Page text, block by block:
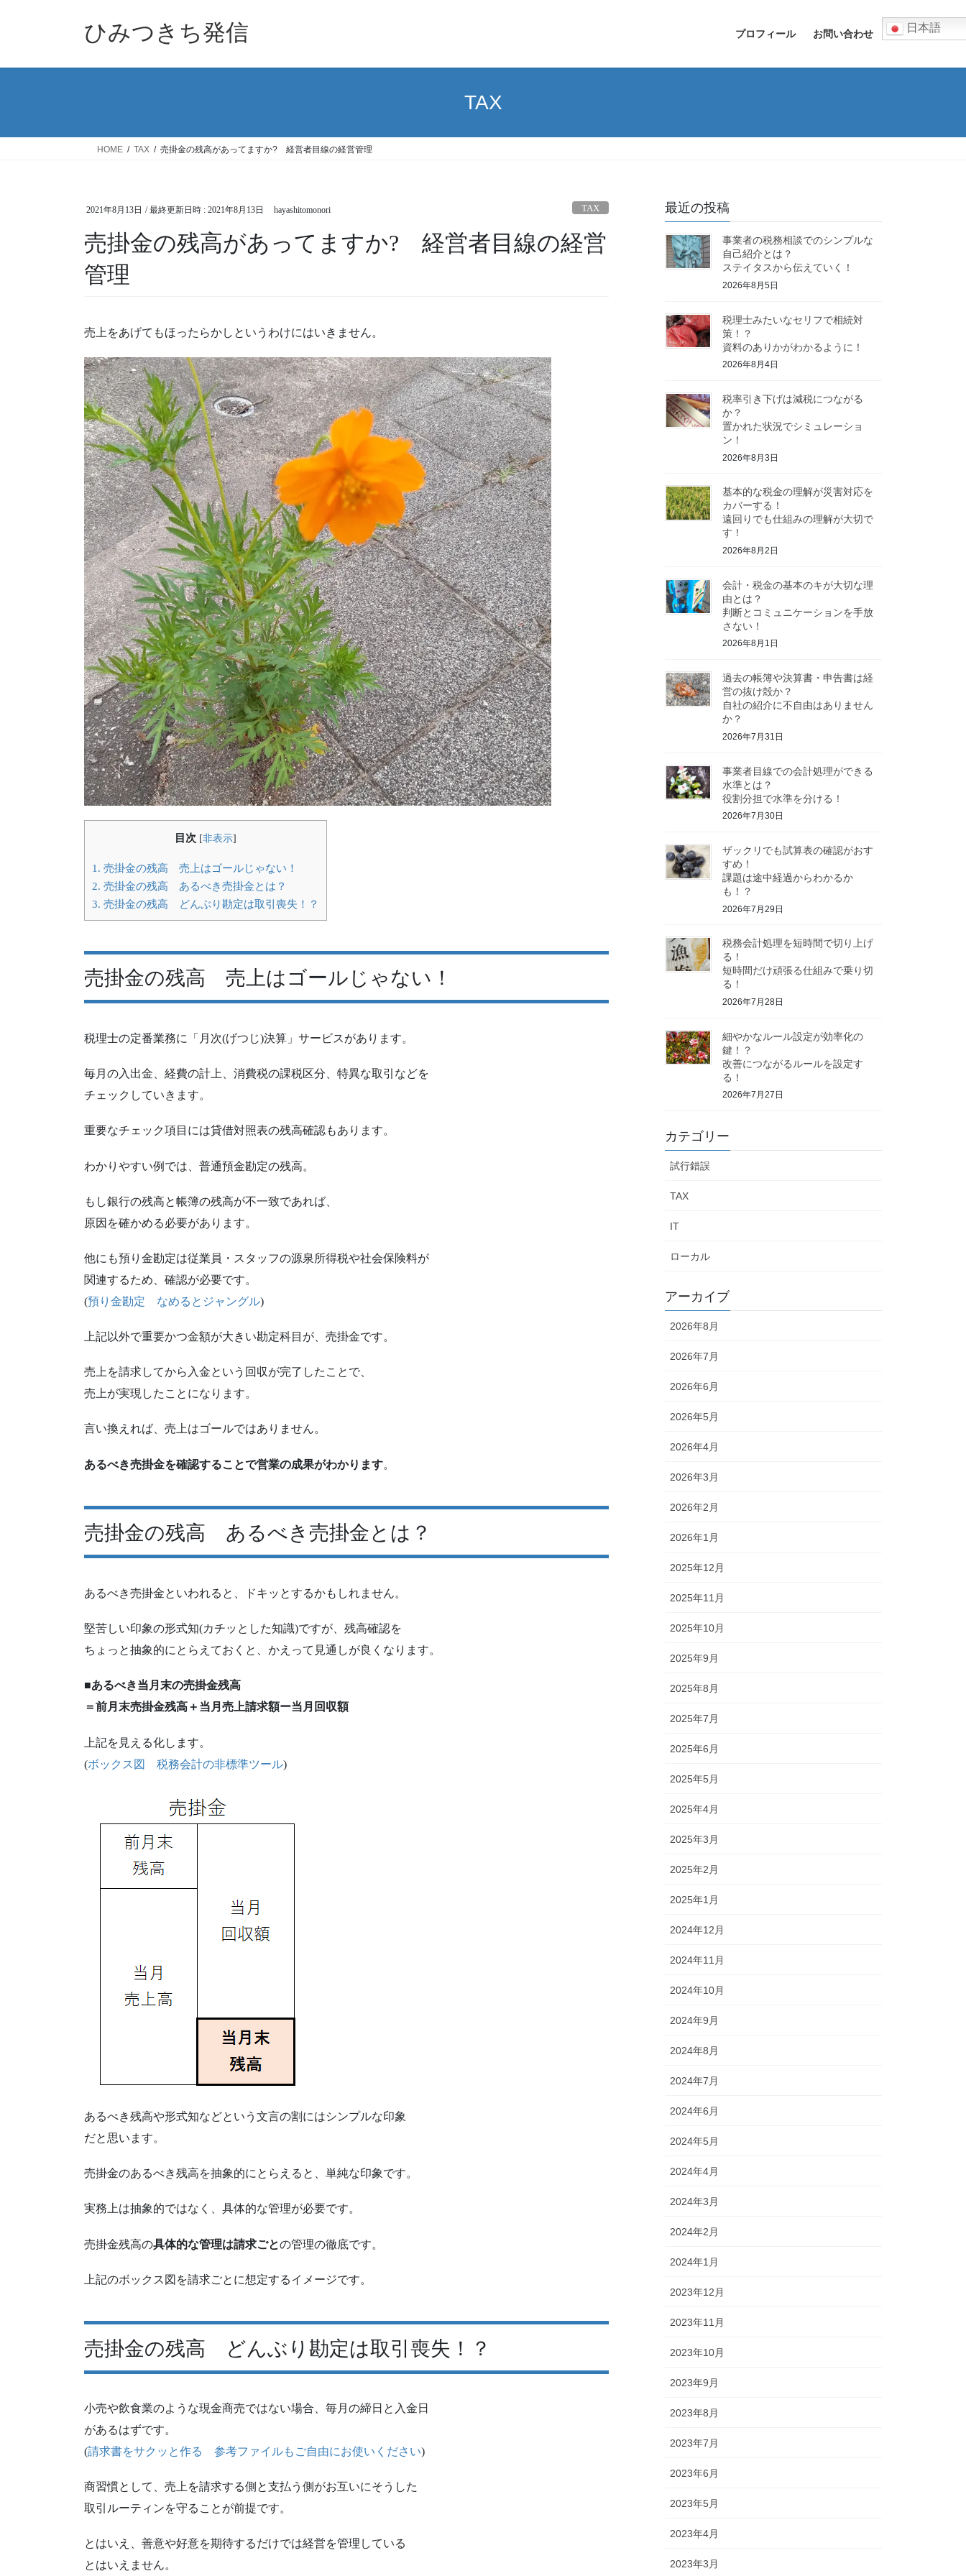
ひみつきち発信 プロフィール お問い合わせ
日本語
TAX
HOME TAX 売掛金の残高があってますか? 経営者目線の経営管理
2021年8月13日 / 最終更新日時 : 2021年8月13日 hayashitomonori TAX
売掛金の残高があってますか? 経営者目線の経営
管理
売上をあげてもほったらかしというわけにはいきません。
目次 [非表示]
1. 売掛金の残高 売上はゴールじゃない！
2. 売掛金の残高 あるべき売掛金とは？
3. 売掛金の残高 どんぶり勘定は取引喪失！？
売掛金の残高 売上はゴールじゃない！
税理士の定番業務に「月次(げつじ)決算」サービスがあります。
毎月の入出金、経費の計上、消費税の課税区分、特異な取引などを
チェックしていきます。
重要なチェック項目には貸借対照表の残高確認もあります。
わかりやすい例では、普通預金勘定の残高。
もし銀行の残高と帳簿の残高が不一致であれば、
原因を確かめる必要があります。
他にも預り金勘定は従業員・スタッフの源泉所得税や社会保険料が
関連するため、確認が必要です。
(預り金勘定 なめるとジャングル)
上記以外で重要かつ金額が大きい勘定科目が、売掛金です。
売上を請求してから入金という回収が完了したことで、
売上が実現したことになります。
言い換えれば、売上はゴールではありません。
あるべき売掛金を確認することで営業の成果がわかります。
売掛金の残高 あるべき売掛金とは？
あるべき売掛金といわれると、ドキッとするかもしれません。
堅苦しい印象の形式知(カチッとした知識)ですが、残高確認を
ちょっと抽象的にとらえておくと、かえって見通しが良くなります。
■あるべき当月末の売掛金残高
＝前月末売掛金残高＋当月売上請求額ー当月回収額
上記を見える化します。
(ボックス図 税務会計の非標準ツール)
あるべき残高や形式知などという文言の割にはシンプルな印象
だと思います。
売掛金のあるべき残高を抽象的にとらえると、単純な印象です。
実務上は抽象的ではなく、具体的な管理が必要です。
売掛金残高の具体的な管理は請求ごとの管理の徹底です。
上記のボックス図を請求ごとに想定するイメージです。
売掛金の残高 どんぶり勘定は取引喪失！？
小売や飲食業のような現金商売ではない場合、毎月の締日と入金日
があるはずです。
(請求書をサクッと作る 参考ファイルもご自由にお使いください)
商習慣として、売上を請求する側と支払う側がお互いにそうした
取引ルーティンを守ることが前提です。
とはいえ、善意や好意を期待するだけでは経営を管理している
とはいえません。
最近の投稿
事業者の税務相談でのシンプルな
自己紹介とは？
ステイタスから伝えていく！
2026年8月5日
税理士みたいなセリフで相続対
策！？
資料のありかがわかるように！
2026年8月4日
税率引き下げは減税につながる
か？
置かれた状況でシミュレーショ
ン！
2026年8月3日
基本的な税金の理解が災害対応を
カバーする！
遠回りでも仕組みの理解が大切で
す！
2026年8月2日
会計・税金の基本のキが大切な理
由とは？
判断とコミュニケーションを手放
さない！
2026年8月1日
過去の帳簿や決算書・申告書は経
営の抜け殻か？
自社の紹介に不自由はありません
か？
2026年7月31日
事業者目線での会計処理ができる
水準とは？
役割分担で水準を分ける！
2026年7月30日
ザックリでも試算表の確認がおす
すめ！
課題は途中経過からわかるか
も！？
2026年7月29日
税務会計処理を短時間で切り上げ
る！
短時間だけ頑張る仕組みで乗り切
る！
2026年7月28日
細やかなルール設定が効率化の
鍵！？
改善につながるルールを設定す
る！
2026年7月27日
カテゴリー
試行錯誤
TAX
IT
ローカル
アーカイブ
2026年8月
2026年7月
2026年6月
2026年5月
2026年4月
2026年3月
2026年2月
2026年1月
2025年12月
2025年11月
2025年10月
2025年9月
2025年8月
2025年7月
2025年6月
2025年5月
2025年4月
2025年3月
2025年2月
2025年1月
2024年12月
2024年11月
2024年10月
2024年9月
2024年8月
2024年7月
2024年6月
2024年5月
2024年4月
2024年3月
2024年2月
2024年1月
2023年12月
2023年11月
2023年10月
2023年9月
2023年8月
2023年7月
2023年6月
2023年5月
2023年4月
2023年3月